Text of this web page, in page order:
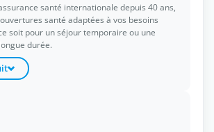
santé internationale depuis 40 ans,
santé adaptées à vos besoins
soit pour un séjour temporaire ou une
durée.